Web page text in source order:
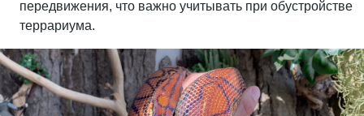
передвижения, что важно учитывать при обустройстве
террариума.